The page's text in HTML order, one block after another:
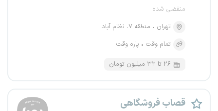
منقضی شده
تهران
منطقه ۷، نظام آباد
تمام وقت
پاره وقت
۲۶ تا ۳۲ میلیون تومان
قصاب فروشگاهی